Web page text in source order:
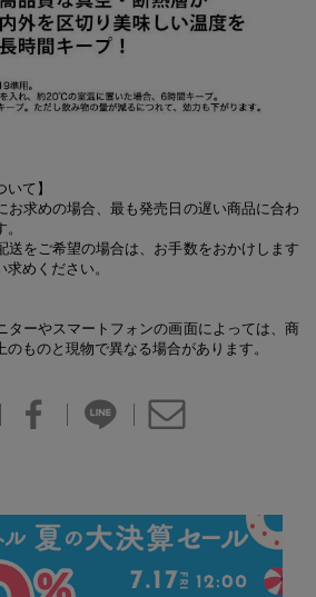
て】
お求めの場合、最も発売日の遅い商品に合わ
送をご希望の場合は、お手数をおかけします
めください。
ーやスマートフォンの画面によっては、商
ものと現物で異なる場合があります。